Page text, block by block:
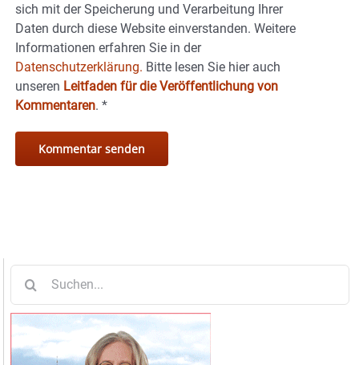
sich mit der Speicherung und Verarbeitung Ihrer
Daten durch diese Website einverstanden. Weitere
Informationen erfahren Sie in der
Datenschutzerklärung. Bitte lesen Sie hier auch
unseren Leitfaden für die Veröffentlichung von
Kommentaren. *
nach: